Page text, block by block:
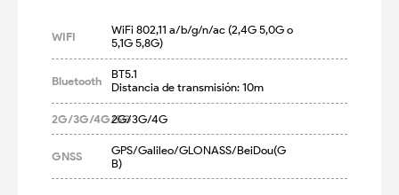
WIFI
WiFi 802,11 a/b/g/n/ac (2,4G 5,0G o
5,1G 5,8G)
Bluetooth
BT5.1
Distancia de transmisión: 10m
2G/3G/4G/5G2G/3G/4G
GNSS
GPS/Galileo/GLONASS/BeiDou(G
B)